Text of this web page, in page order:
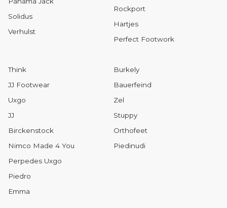
Solidus
Verhulst
Rockport
Hartjes
Perfect Footwork
Think
JJ Footwear
Uxgo
JJ
Birckenstock
Nimco Made 4 You
Perpedes Uxgo
Piedro
Emma
Burkely
Bauerfeind
Zel
Stuppy
Orthofeet
Piedinudi